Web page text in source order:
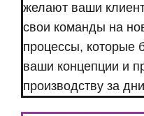
желают ваши
свои команды на
процессы, которые
ваши концепции и
производству за